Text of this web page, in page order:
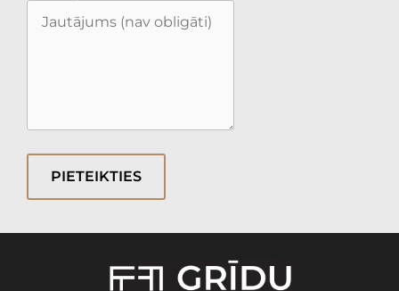
PIETEIKTIES